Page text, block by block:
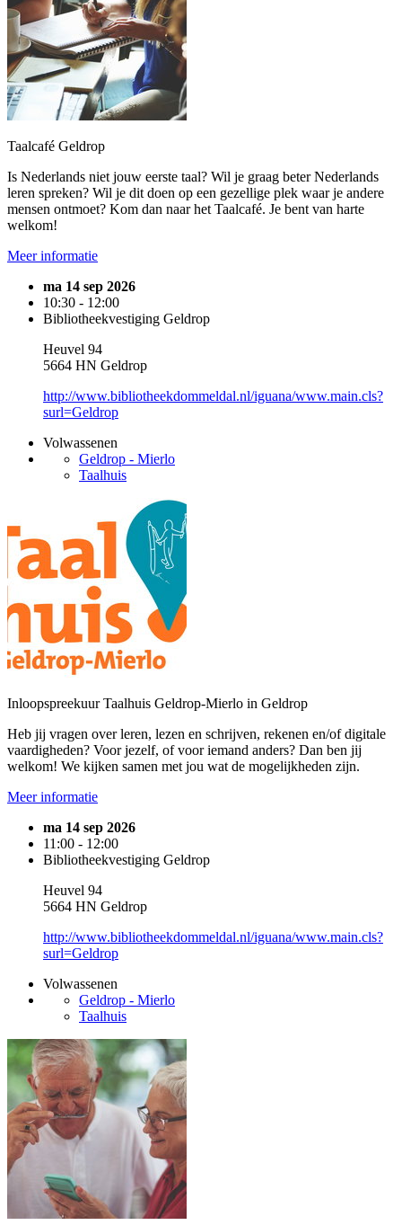
Taalcafé Geldrop
Is Nederlands niet jouw eerste taal? Wil je graag beter Nederlands
leren spreken? Wil je dit doen op een gezellige plek waar je andere
mensen ontmoet? Kom dan naar het Taalcafé. Je bent van harte
welkom!
Meer informatie
ma 14 sep 2026
10:30 - 12:00
Bibliotheekvestiging Geldrop
Heuvel 94
5664 HN Geldrop
http://www.bibliotheekdommeldal.nl/iguana/www.main.cls?
surl=Geldrop
Volwassenen
Geldrop - Mierlo
Taalhuis
Inloopspreekuur Taalhuis Geldrop-Mierlo in Geldrop
Heb jij vragen over leren, lezen en schrijven, rekenen en/of digitale
vaardigheden? Voor jezelf, of voor iemand anders? Dan ben jij
welkom! We kijken samen met jou wat de mogelijkheden zijn.
Meer informatie
ma 14 sep 2026
11:00 - 12:00
Bibliotheekvestiging Geldrop
Heuvel 94
5664 HN Geldrop
http://www.bibliotheekdommeldal.nl/iguana/www.main.cls?
surl=Geldrop
Volwassenen
Geldrop - Mierlo
Taalhuis